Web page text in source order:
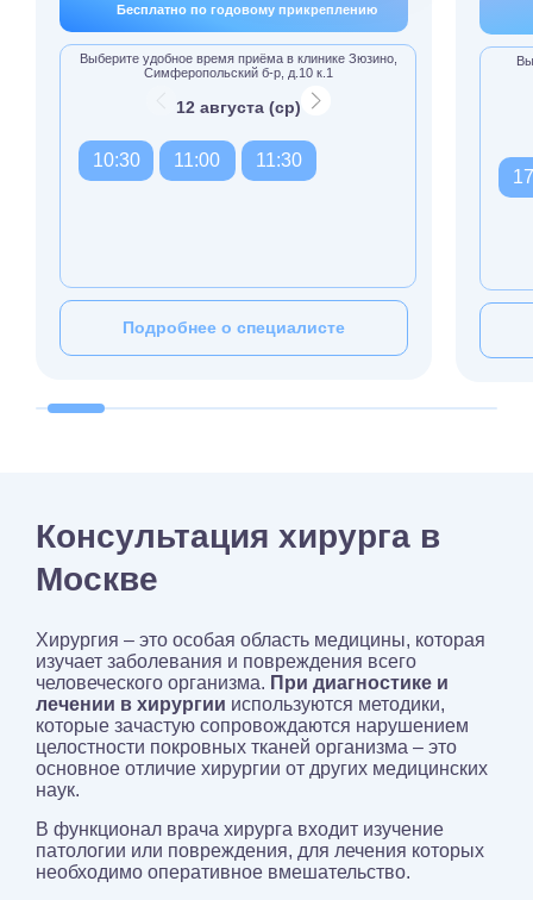
Бесплатно по годовому прикреплению
Выберите удобное время приёма в клинике Зюзино,
Симферопольский б-р, д.10 к.1
12 августа (ср)
10:30 11:00 11:30
Подробнее о специалисте
Консультация хирурга в
Москве
Хирургия – это особая область медицины, которая
изучает заболевания и повреждения всего
человеческого организма. При диагностике и
лечении в хирургии используются методики,
которые зачастую сопровождаются нарушением
целостности покровных тканей организма – это
основное отличие хирургии от других медицинских
наук.
В функционал врача хирурга входит изучение
патологии или повреждения, для лечения которых
необходимо оперативное вмешательство.